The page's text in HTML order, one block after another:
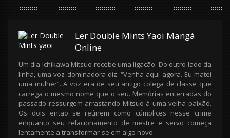
Ler Double Mints Yaoi Mangá
Online
Um dia Ichikawa Mitsuo recebe uma ligação. Do outro lado da
linha, uma voz dominadora diz: “Venha aqui agora. Eu matei
uma mulher”. A voz era de seu antigo colega de classe que
carrega o mesmo nome que o seu. Memórias enterradas do
passado ressurgem arrastando Mitsuo à uma velha paixão.
Os dois então se reúnem como cúmplices nesse crime
enquanto seu relacionamento de mestre e servo começa
lentamente a transformar-se em algo novo.